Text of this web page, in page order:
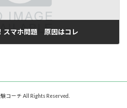
スマホ問題 原因はコレ
コーチ All Rights Reserved.